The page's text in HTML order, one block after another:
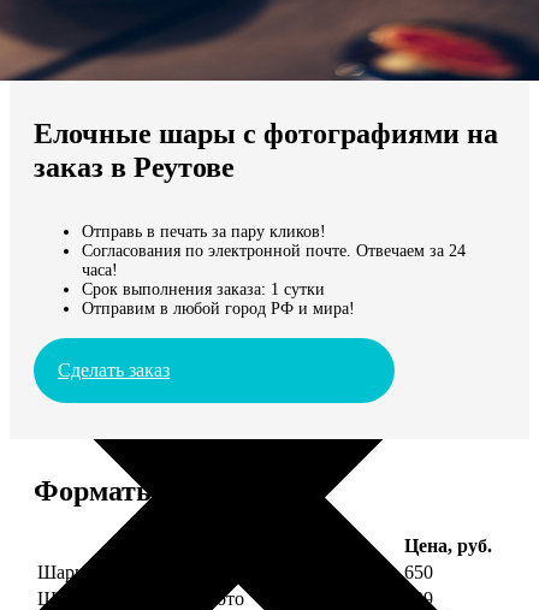
Мы доставляем по всему миру
Продолжить без города
Елочные шары с фотографиями на
заказ в Реутове
Отправь в печать за пару кликов!
Согласования по электронной почте. Отвечаем за 24
часа!
Срок выполнения заказа: 1 сутки
Отправим в любой город РФ и мира!
Сделать заказ
Форматы и цены
Цена, руб.
Шарик елочный с 1 фото
650
Шарик елочный с 2 фото
699